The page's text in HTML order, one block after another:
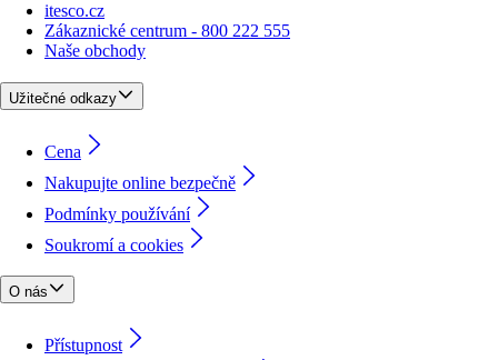
itesco.cz
Zákaznické centrum - 800 222 555
Naše obchody
Užitečné odkazy
Cena
Nakupujte online bezpečně
Podmínky používání
Soukromí a cookies
O nás
Přístupnost